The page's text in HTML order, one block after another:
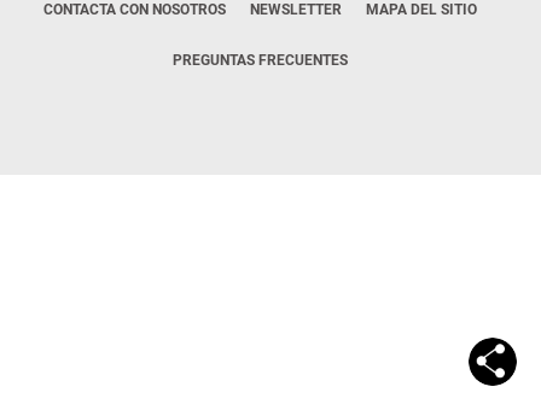
CONTACTA CON NOSOTROS NEWSLETTER MAPA DEL SITIO
PREGUNTAS FRECUENTES